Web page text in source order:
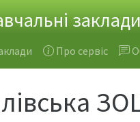
Про сервіс